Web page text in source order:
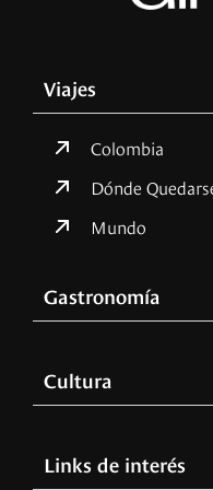
Viajes
Colombia
Dónde
Mundo
Gastronomía
Cultura
Links de interés